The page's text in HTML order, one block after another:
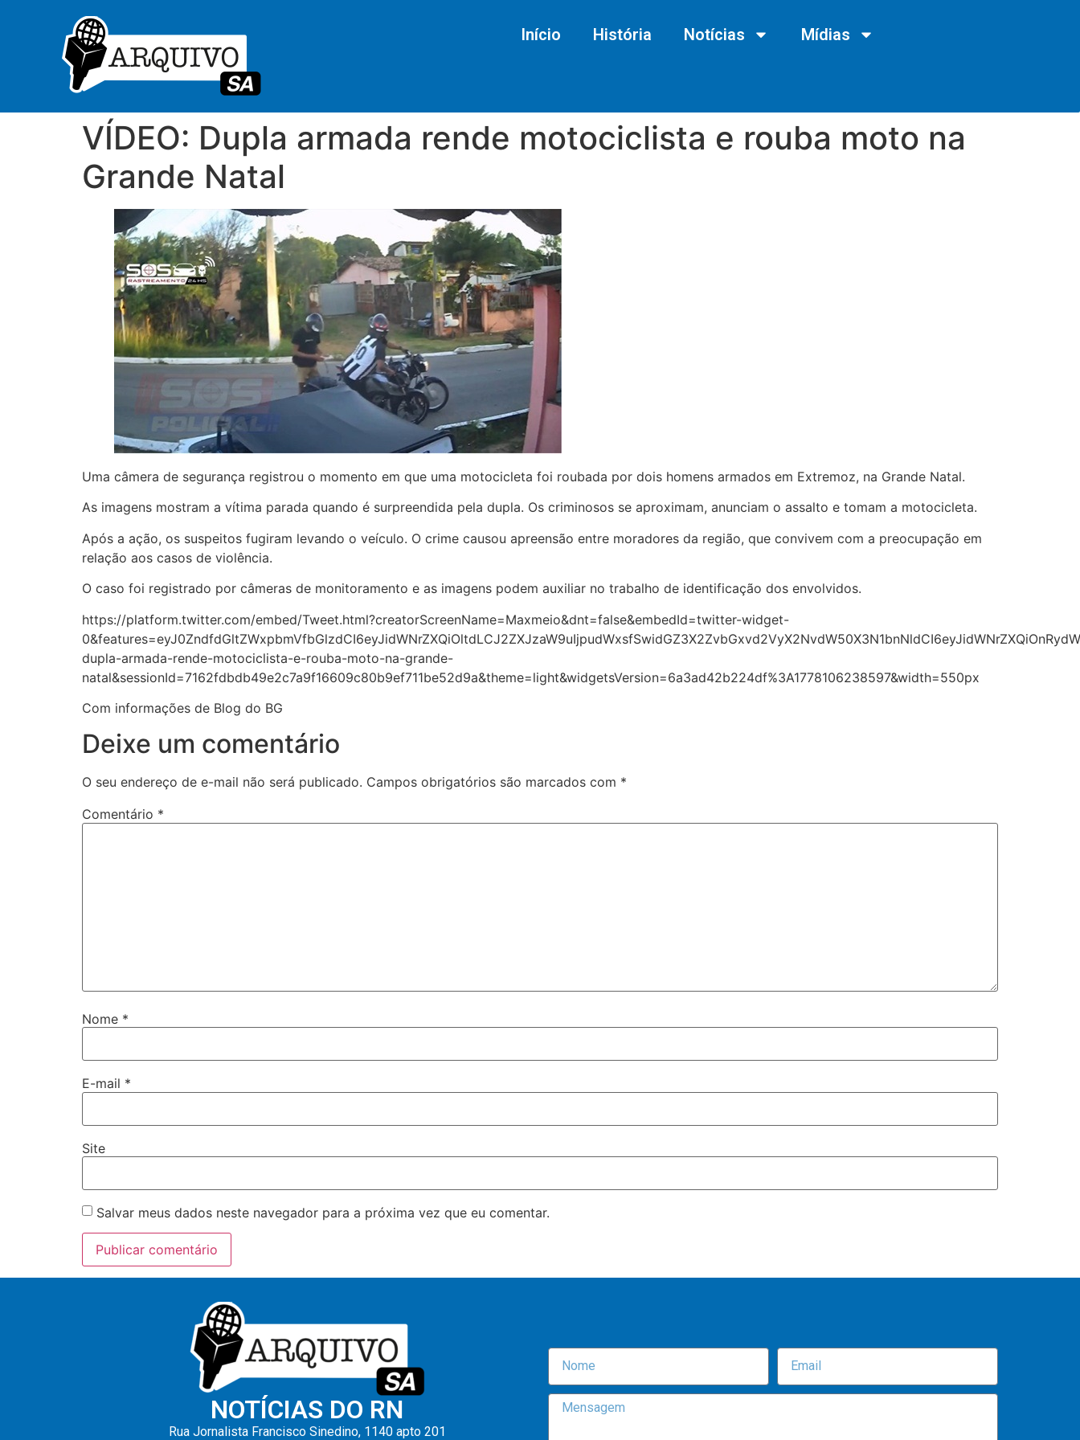
Início História Notícias Mídias
VÍDEO: Dupla armada rende motociclista e rouba moto na
Grande Natal
Uma câmera de segurança registrou o momento em que uma motocicleta foi roubada por dois homens armados em Extremoz, na Grande Natal.
As imagens mostram a vítima parada quando é surpreendida pela dupla. Os criminosos se aproximam, anunciam o assalto e tomam a motocicleta.
Após a ação, os suspeitos fugiram levando o veículo. O crime causou apreensão entre moradores da região, que convivem com a preocupação em
relação aos casos de violência.
O caso foi registrado por câmeras de monitoramento e as imagens podem auxiliar no trabalho de identificação dos envolvidos.
https://platform.twitter.com/embed/Tweet.html?creatorScreenName=Maxmeio&dnt=false&embedId=twitter-widget-
dupla-armada-rende-motociclista-e-rouba-moto-na-grande-
natal&sessionId=7162fdbdb49e2c7a9f16609c80b9ef711be52d9a&theme=light&widgetsVersion=6a3ad42b224df%3A1778106238597&width=550px
Com informações de Blog do BG
Deixe um comentário
O seu endereço de e-mail não será publicado. Campos obrigatórios são marcados com *
Comentário *
Nome *
E-mail *
Site
Salvar meus dados neste navegador para a próxima vez que eu comentar.
NOTÍCIAS DO RN
Rua Jornalista Francisco Sinedino, 1140 apto 201